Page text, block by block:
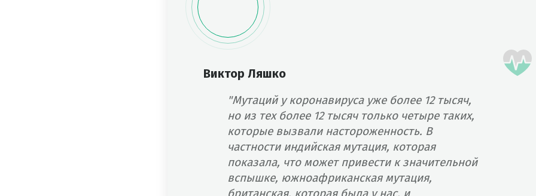
Виктор Ляшко
"Мутаций у коронавируса уже более 12 тысяч,
но из тех более 12 тысяч только четыре таких,
которые вызвали настороженность. В
частности индийская мутация, которая
показала, что может привести к значительной
вспышке, южноафриканская мутация,
британская, которая была у нас, и